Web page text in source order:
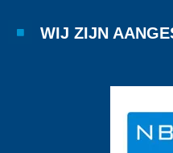
WIJ ZIJN